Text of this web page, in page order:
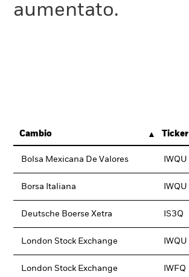
aumentato.
Cambio Ticker
Bolsa Mexicana De Valores IWQU
Borsa Italiana IWQU
Deutsche Boerse Xetra IS3Q
London Stock Exchange IWQU
London Stock Exchange IWFQ